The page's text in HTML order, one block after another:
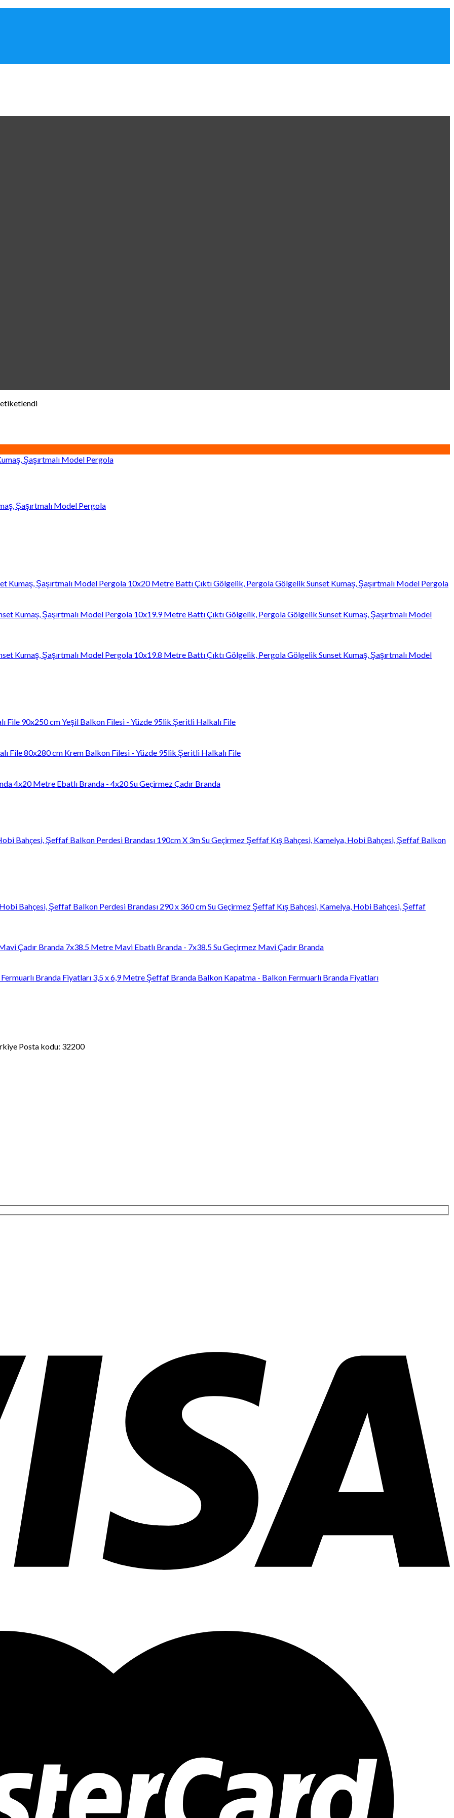
etiketlendi
Şaşırtmalı Model Pergola
10x20 Metre Battı Çıktı Gölgelik, Pergola Gölgelik Sunset Kumaş, Şaşırtmalı Model Pergola
10x19.9 Metre Battı Çıktı Gölgelik, Pergola Gölgelik Sunset Kumaş, Şaşırtmalı Model
10x19.8 Metre Battı Çıktı Gölgelik, Pergola Gölgelik Sunset Kumaş, Şaşırtmalı Model
90x250 cm Yeşil Balkon Filesi - Yüzde 95lik Şeritli Halkalı File
80x280 cm Krem Balkon Filesi - Yüzde 95lik Şeritli Halkalı File
4x20 Metre Ebatlı Branda - 4x20 Su Geçirmez Çadır Branda
190cm X 3m Su Geçirmez Şeffaf Kış Bahçesi, Kamelya, Hobi Bahçesi, Şeffaf Balkon
290 x 360 cm Su Geçirmez Şeffaf Kış Bahçesi, Kamelya, Hobi Bahçesi, Şeffaf
7x38.5 Metre Mavi Ebatlı Branda - 7x38.5 Su Geçirmez Mavi Çadır Branda
3,5 x 6,9 Metre Şeffaf Branda Balkon Kapatma - Balkon Fermuarlı Branda Fiyatları
Posta kodu: 32200